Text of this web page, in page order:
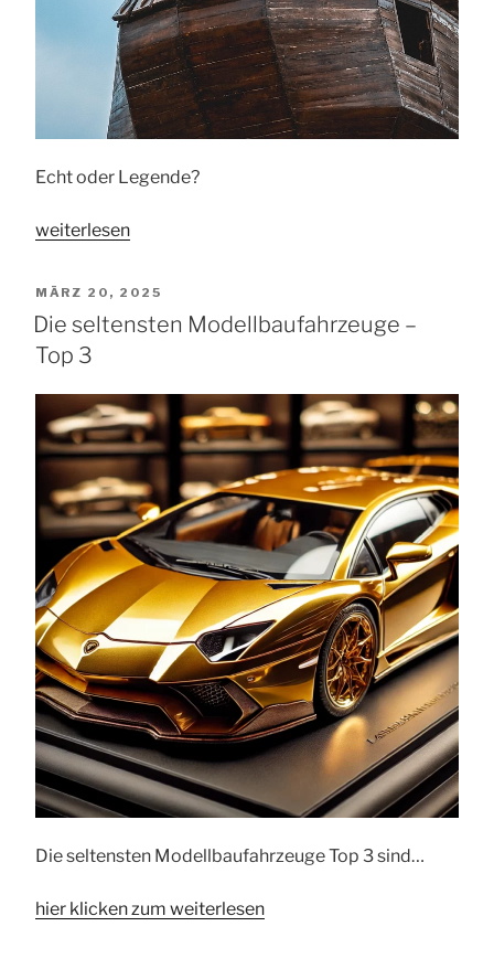
Echt oder Legende?
„Das
Pferd“
weiterlesen
VERÖFFENTLICHT
AM
MÄRZ 20, 2025
Die seltensten Modellbaufahrzeuge –
Top 3
Die seltensten Modellbaufahrzeuge Top 3 sind…
hier klicken zum weiterlesen